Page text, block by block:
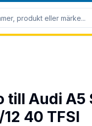
till Audi A5
40 TFSI